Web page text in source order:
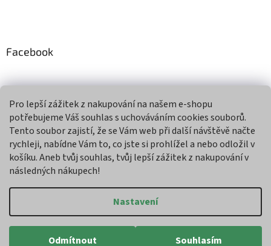
Pro lepší zážitek z nakupování na našem e-shopu
potřebujeme Váš souhlas s uchováváním cookies souborů.
Tento soubor zajistí, že se Vám web při další návštěvě načte
rychleji, nabídne Vám to, co jste si prohlížel a nebo odložil v
košíku. Aneb tvůj souhlas, tvůj lepší zážitek z nakupování v
následných nákupech!
Nastavení
Odmítnout Souhlasím
Facebook
Přijímáme online platby
Copyright 2026Agroman. Všechna práva vyhrazena.Upravit
nastavení cookies